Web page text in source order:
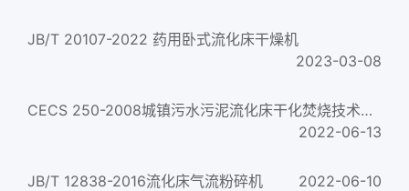
JB/T 20107-2022 药用卧式流化床干燥机
2023-03-08
CECS 250-2008城镇污水污泥流化床干化焚烧技术规程
2022-06-13
JB/T 12838-2016流化床气流粉碎机 2022-06-10